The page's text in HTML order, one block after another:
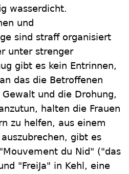
wasserdicht.
und
sind straff organisiert
unter strenger
gibt es kein Entrinnen,
das die Betroffenen
und die Drohung,
halten die Frauen
zu helfen, aus einem
gibt es
du Nid" ("das
"FreiJa" in Kehl, eine